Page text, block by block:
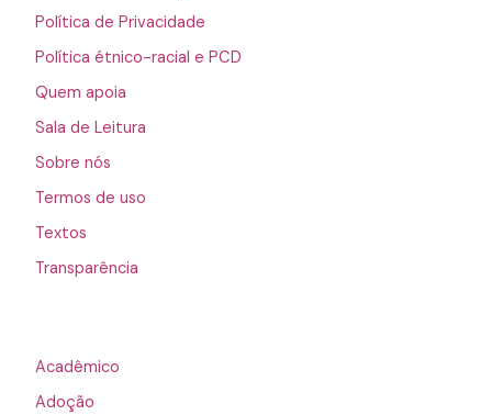
Política de Privacidade
Política étnico-racial e PCD
Quem apoia
Sala de Leitura
Sobre nós
Termos de uso
Textos
Transparência
Acadêmico
Adoção